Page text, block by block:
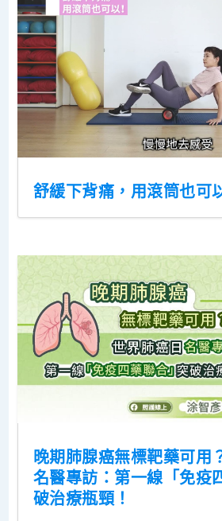
舒緩下背痛，用滾筒也可
晚期肺腺癌無標靶藥可用
名醫專訪：第一線「免疫
破治療瓶頸！